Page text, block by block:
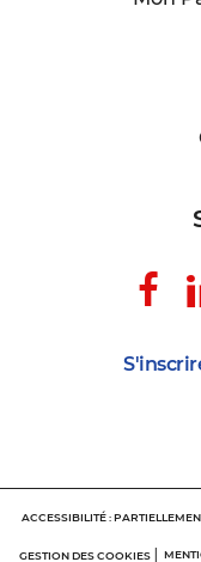
Menu
ACCESSIBILITÉ :
GESTION DES COOKIES